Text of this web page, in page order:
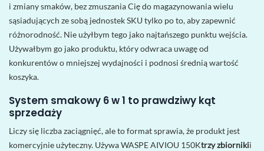
i zmiany smaków, bez zmuszania Cię do magazynowania wielu
sąsiadujących ze sobą jednostek SKU tylko po to, aby zapewnić
różnorodność. Nie użyłbym tego jako najtańszego punktu wejścia.
Używałbym go jako produktu, który odwraca uwagę od
konkurentów o mniejszej wydajności i podnosi średnią wartość
koszyka.
System smakowy 6 w 1 to prawdziwy kąt
sprzedaży
Liczy się liczba zaciągnięć, ale to format sprawia, że ​​produkt jest
komercyjnie użyteczny. Używa WASPE AIVIOU 150Ktrzy zbiornikii